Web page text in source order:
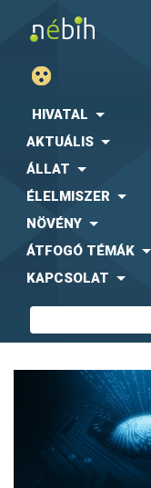
HIVATAL
AKTUÁLIS
ÁLLAT
ÉLELMISZER
NÖVÉNY
ÁTFOGÓ TÉMÁK
KAPCSOLAT